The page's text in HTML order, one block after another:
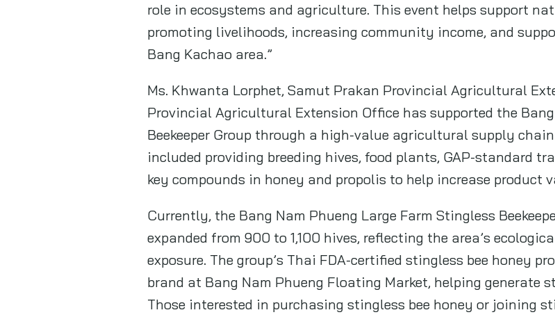
role in ecosystems and agriculture. This event helps support
promoting livelihoods, increasing community income, and
Bang Kachao area.”
Ms. Khwanta Lorphet, Samut Prakan Provincial Agricultural
Provincial Agricultural Extension Office has supported the
Beekeeper Group through a high-value agricultural supply
included providing breeding hives, food plants, GAP-standard
key compounds in honey and propolis to help increase product
Currently, the Bang Nam Phueng Large Farm Stingless
expanded from 900 to 1,100 hives, reflecting the area’s
exposure. The group’s Thai FDA-certified stingless bee honey
brand at Bang Nam Phueng Floating Market, helping generate
Those interested in purchasing stingless bee honey or joining